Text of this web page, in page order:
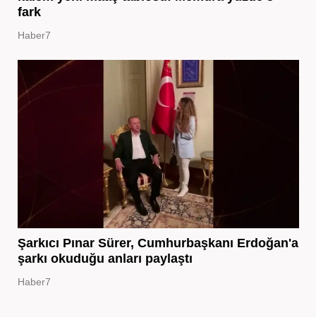
fark
Haber7
Şarkıcı Pınar Sürer, Cumhurbaşkanı Erdoğan'a
şarkı okuduğu anları paylaştı
Haber7